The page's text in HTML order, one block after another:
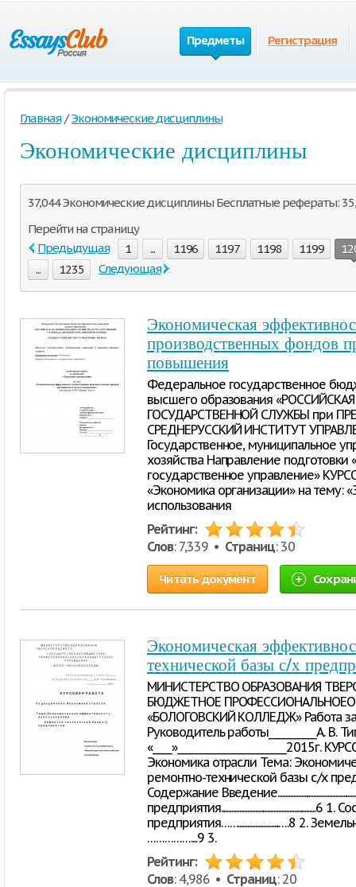
Предметы Регистрация
Главная / Экономические дисциплины
Экономические дисциплины
37,044 Экономические дисциплины Бесплатные рефераты:
Перейти на страницу
Предыдущая
1 ... 1196 1197 1198 1199
...
1235 Следующая
Экономическая
производственных фондов
повышения
Федеральное государственное
высшего образования
ГОСУДАРСТВЕННОЙ СЛУЖБЫ при
СРЕДНЕРУССКИЙ ИНСТИТУТ
Государственное, муниципальное
хозяйства Направление
государственное управление»
«Экономика организации» на тему:
использования
Рейтинг:
Слов: 7,339 • Страниц: 30
Читать документ
Экономическая
технической базы с/х
МИНИСТЕРСТВО ОБРАЗОВАНИЯ
БЮДЖЕТНОЕ
«БОЛОГОВСКИЙ КОЛЛЕДЖ» Работа
Руководитель работы__________А. В.
«____»_______________________2015г.
Экономика отрасли Тема:
ремонтно-технической базы с/х
Содержание
предприятия……..........................….8 2.
……………....9 3.
Рейтинг:
Слов: 4,986 • Страниц: 20